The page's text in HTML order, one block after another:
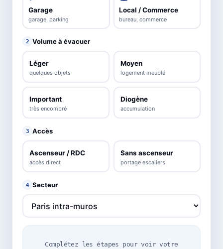
Garage
garage, parking
Local / Commerce
bureau, commerce
2 Volume à évacuer
Léger
quelques objets
Moyen
logement meublé
Important
très encombré
Diogène
accumulation
3 Accès
Ascenseur / RDC
accès direct
Sans ascenseur
portage escaliers
4 Secteur
Complétez les étapes pour voir votre